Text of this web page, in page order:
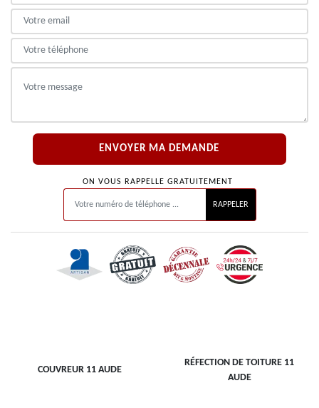
ON VOUS RAPPELLE GRATUITEMENT
COUVREUR 11 AUDE
RÉFECTION DE TOITURE 11
AUDE